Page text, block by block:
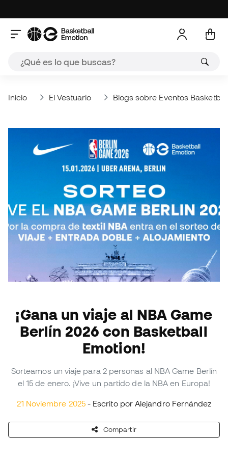
Inicio El Vestuario Blogs sobre Eventos Basketball
¡Gana un viaje al NBA Game
Berlín 2026 con Basketball
Emotion!
Sorteamos un viaje para 2 personas al NBA Game Berlín
el 15 de enero. ¡Vive un partido de la NBA en Europa!
21 Noviembre 2025 - Escrito por Alejandro Fernández
Compartir